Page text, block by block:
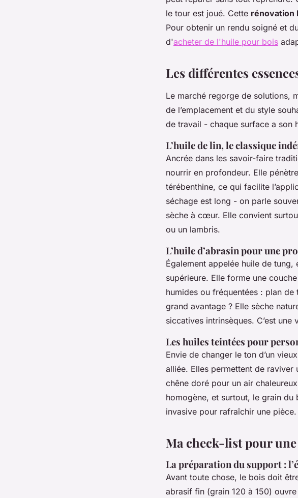
le tour est joué. Cette rénovation
Pour obtenir un rendu soigné et
d'acheter de l'huile pour bois
Les différentes
Le marché regorge de solutions,
de l’emplacement et du style
de travail - chaque surface a son
L’huile de lin, le classique
Ancrée dans les savoir-faire
nourrir en profondeur. Elle
térébenthine, ce qui facilite
séchage est long - on parle
sèche à cœur. Elle convient
ou un lambris.
L’huile d’abrasin pour une
Également appelée huile de tung,
supérieure. Elle forme une
humides ou fréquentées : plan
grand avantage ? Elle sèche
siccatives intrinsèques. C’est
Les huiles teintées pour
Envie de changer le ton d’un
alliée. Elles permettent de raviver
chêne doré pour un air
homogène, et surtout, le grain du
invasive pour rafraîchir une pièce.
Ma check-list pour
La préparation du support :
Avant toute chose, le bois doit
abrasif fin (grain 120 à 150)